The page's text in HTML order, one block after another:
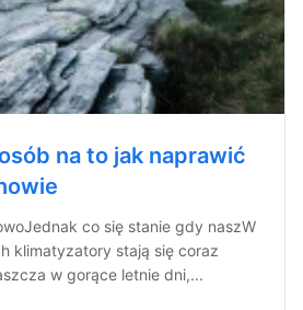
na to jak naprawić
co się stanie gdy naszW
klimatyzatory stają się coraz
w gorące letnie dni,...